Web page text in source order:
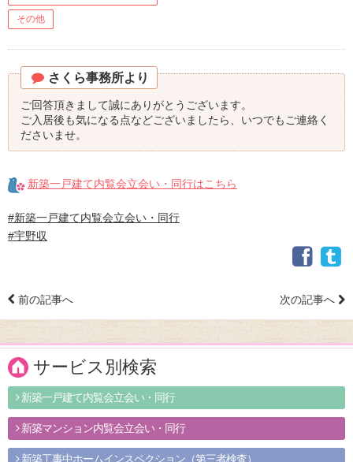
その他
さくら事務所より
ご回答頂きまして誠にありがとうございます。
ご入居後も気になる点などございましたら、いつでもご連絡く
ださいませ。
新築一戸建て内覧会立会い・同行はこちら
#新築一戸建て内覧会立会い・同行
#宇野収
前の記事へ 次の記事へ
サービス別検索
新築一戸建て内覧会立会い・同行
新築マンション内覧会立会い・同行
新築工事中ホームインスペクション（第三者検査）